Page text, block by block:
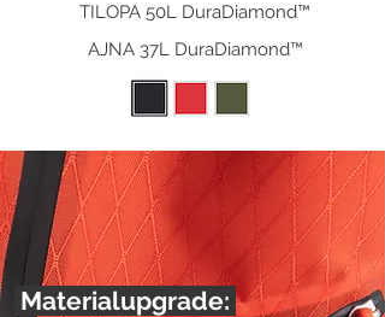
TILOPA 50L DuraDiamond™
AJNA 37L DuraDiamond™
Materialupgrade: